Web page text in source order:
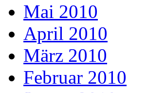
Mai 2010
April 2010
März 2010
Februar 2010